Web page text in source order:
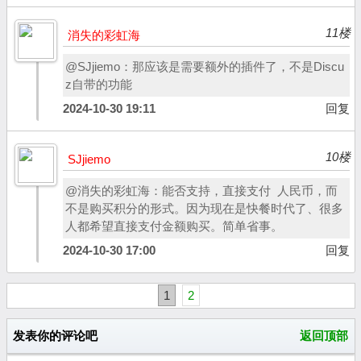
消失的彩虹海 11楼
@SJjiemo：那应该是需要额外的插件了，不是Discu
z自带的功能
2024-10-30 19:11
回复
SJjiemo 10楼
@消失的彩虹海：能否支持，直接支付 人民币，而
不是购买积分的形式。因为现在是快餐时代了、很多
人都希望直接支付金额购买。简单省事。
2024-10-30 17:00
回复
1 2
发表你的评论吧 返回顶部